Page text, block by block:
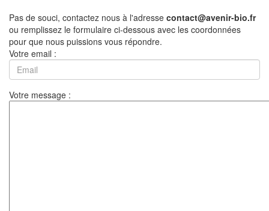
Pas de souci, contactez nous à l'adresse contact@avenir-bio.fr
ou remplissez le formulaire ci-dessous avec les coordonnées
pour que nous puissions vous répondre.
Votre email :
Votre message :